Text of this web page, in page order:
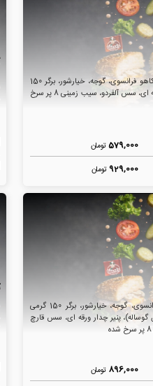
نان برگر، سس برگر مخصوص تنسر، کاهو فرانسوی، گوجه، خیارشور، برگر 150
گرمی مرغ مزه دار شده، پنیر چدار ورقه ای، سس آلفردو، سیب زمینی 8 پر سرخ
579,000تومان
929,000تومان
نان، سس مخصوص تنسر، کاهو فرانسوی، گوجه، خیارشور، برگر 150 گرمی
پنیر چدار ورقه ای، سس قارچ
896,000 تومان